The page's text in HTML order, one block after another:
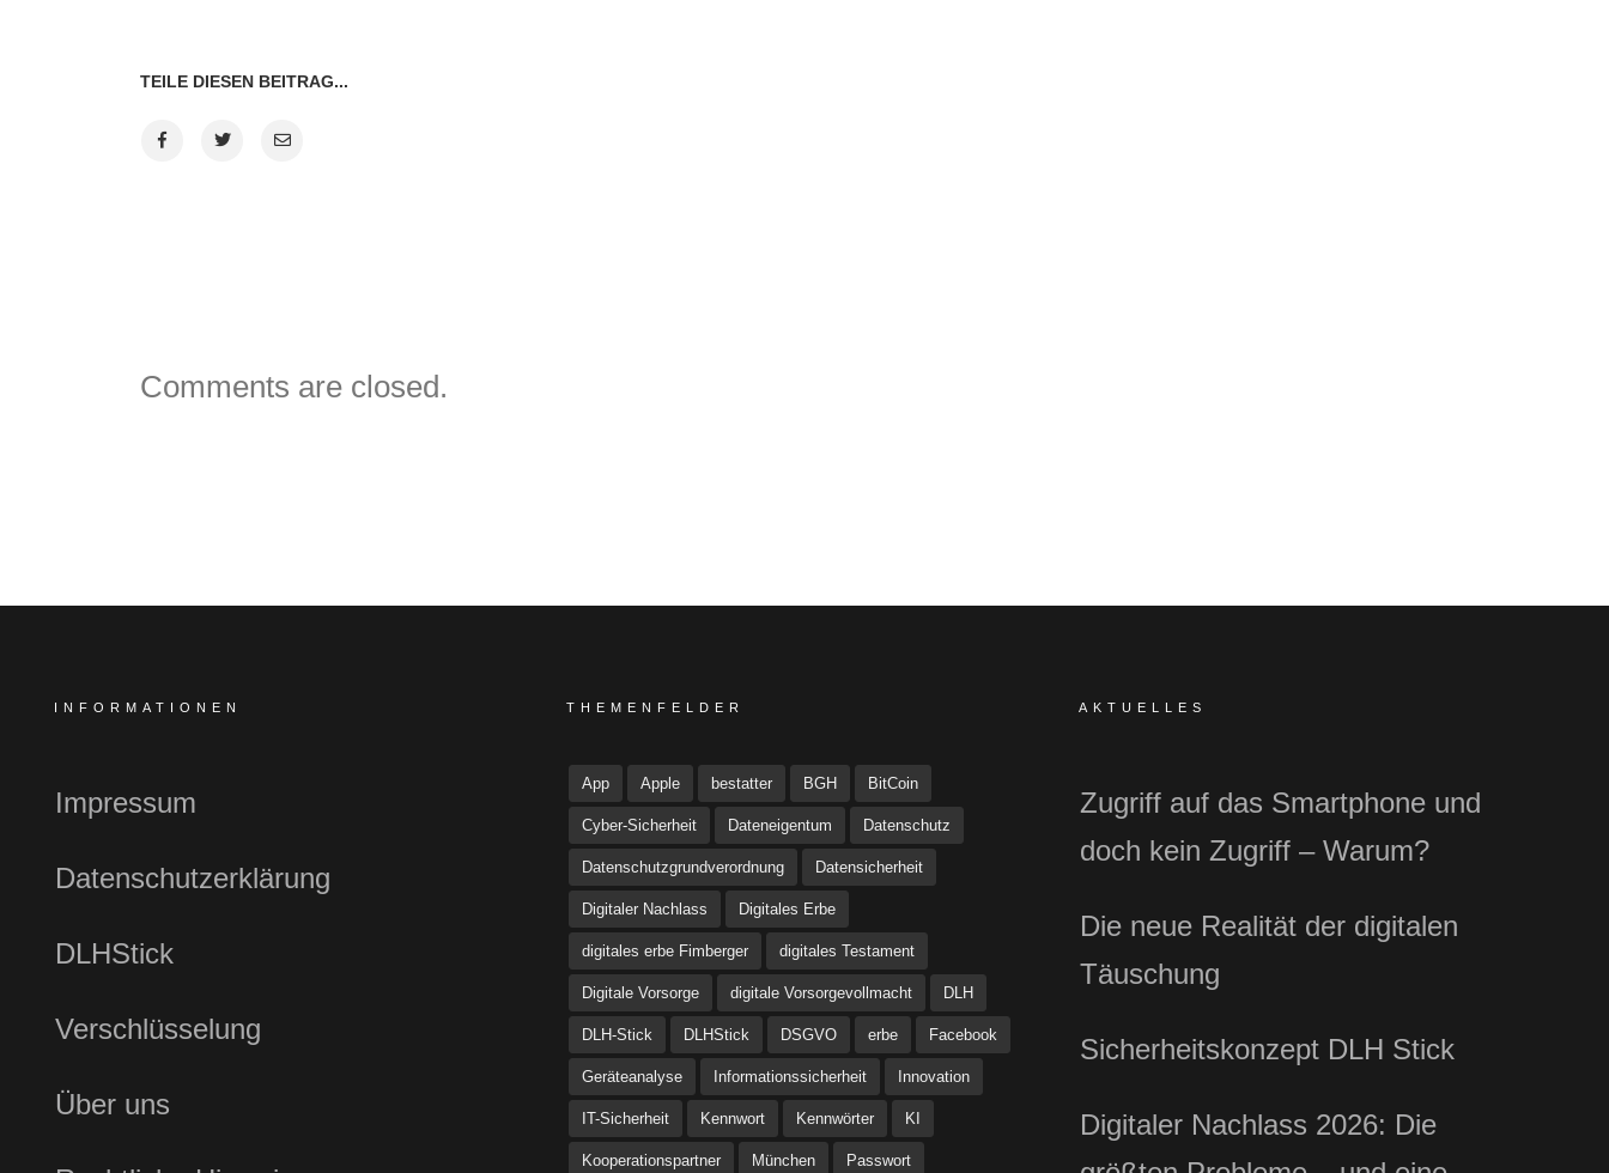
TEILE DIESEN BEITRAG...
Comments are closed.
INFORMATIONEN
Impressum
Datenschutzerklärung
DLHStick
Verschlüsselung
Über uns
THEMENFELDER
App Apple bestatter BGH BitCoin
Cyber-Sicherheit Dateneigentum Datenschutz
Datenschutzgrundverordnung Datensicherheit
Digitaler Nachlass Digitales Erbe
digitales erbe Fimberger digitales Testament
Digitale Vorsorge digitale Vorsorgevollmacht DLH
DLH-Stick DLHStick DSGVO erbe Facebook
Geräteanalyse Informationssicherheit Innovation
IT-Sicherheit Kennwort Kennwörter KI
Kooperationspartner München Passwort
AKTUELLES
Zugriff auf das Smartphone und
doch kein Zugriff – Warum?
Die neue Realität der digitalen
Täuschung
Sicherheitskonzept DLH Stick
Digitaler Nachlass 2026: Die